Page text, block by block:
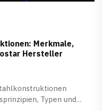
Merkmale,
Hersteller
Typen und